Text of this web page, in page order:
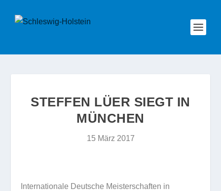
STEFFEN LÜER SIEGT IN
MÜNCHEN
15 März 2017
Internationale Deutsche Meisterschaften in